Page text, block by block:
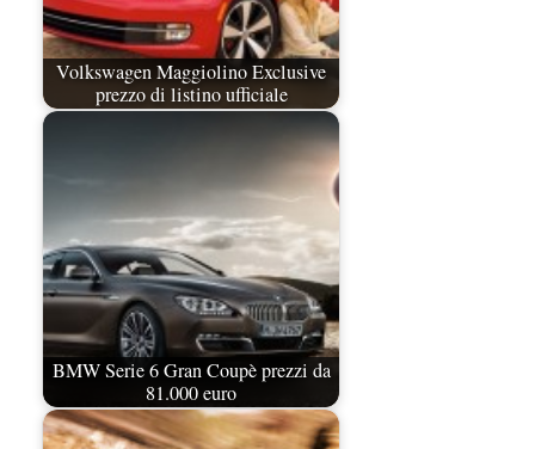
Volkswagen Maggiolino Exclusive
prezzo di listino ufficiale
BMW Serie 6 Gran Coupè prezzi da
81.000 euro